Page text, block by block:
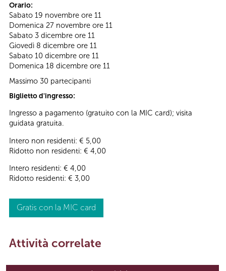
Orario:
Sabato 19 novembre ore 11
Domenica 27 novembre ore 11
Sabato 3 dicembre ore 11
Giovedì 8 dicembre ore 11
Sabato 10 dicembre ore 11
Domenica 18 dicembre ore 11
Massimo 30 partecipanti
Biglietto d'ingresso:
Ingresso a pagamento (gratuito con la MIC card); visita
guidata gratuita.
Intero non residenti: € 5,00
Ridotto non residenti: € 4,00
Intero residenti: € 4,00
Ridotto residenti: € 3,00
Gratis con la MIC card
Attività correlate